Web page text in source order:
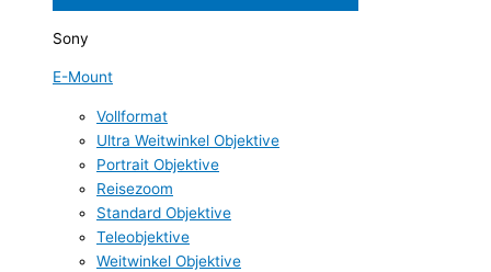
Sony
E-Mount
Vollformat
Ultra Weitwinkel Objektive
Portrait Objektive
Reisezoom
Standard Objektive
Teleobjektive
Weitwinkel Objektive